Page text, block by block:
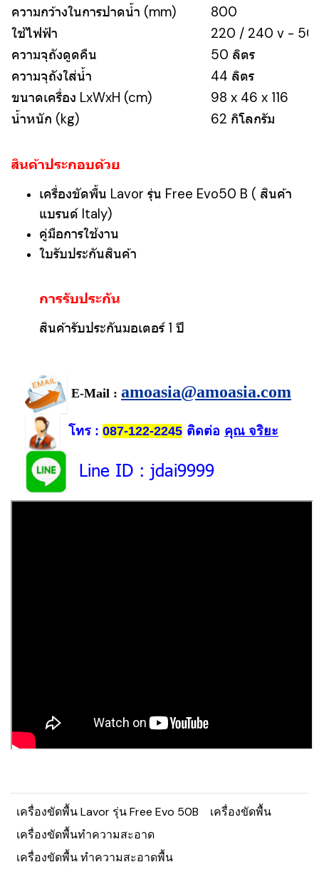
ความกว้างในการปาดน้ำ (mm)
800
ใช้ไฟฟ้า
220 / 240 v - 50
ความจุถังดูดคืน
50 ลิตร
ความจุถังใส่น้ำ
44 ลิตร
ขนาดเครื่อง LxWxH (cm)
98 x 46 x 116
น้ำหนัก (kg)
62 กิโลกรัม
สินค้าประกอบด้วย
เครื่องขัดพื้น Lavor รุ่น Free Evo50 B ( สินค้า
แบรนด์ Italy)
คู่มือการใช้งาน
ใบรับประกันสินค้า
การรับประกัน
สินค้ารับประกันมอเตอร์ 1 ปี
E-Mail : amoasia@amoasia.com
โทร : 087-122-2245 ติดต่อ คุณ จริยะ
Line ID : jdai9999
เครื่องขัดพื้น Lavor รุ่น Free Evo 50B
เครื่องขัดพื้น
เครื่องขัดพื้นทำความสะอาด
เครื่องขัดพื้น ทำความสะอาดพื้น